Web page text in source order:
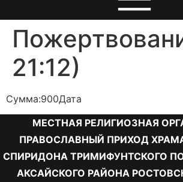
21:12)
Сумма:900Дата
МЕСТНАЯ РЕЛИГИОЗНАЯ
ПРАВОСЛАВНЫЙ ПРИХОД
СПИРИДОНА ТРИМИФУНТСКОГО
АКСАЙСКОГО РАЙОНА